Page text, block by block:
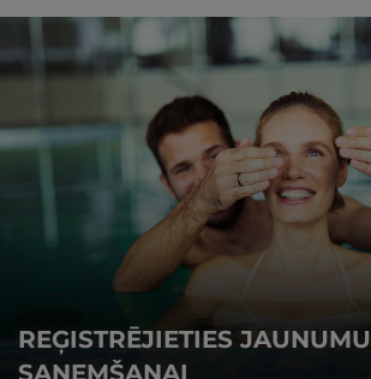
REĢISTRĒJIETIES JAUNUMU
SAŅEMŠANAI